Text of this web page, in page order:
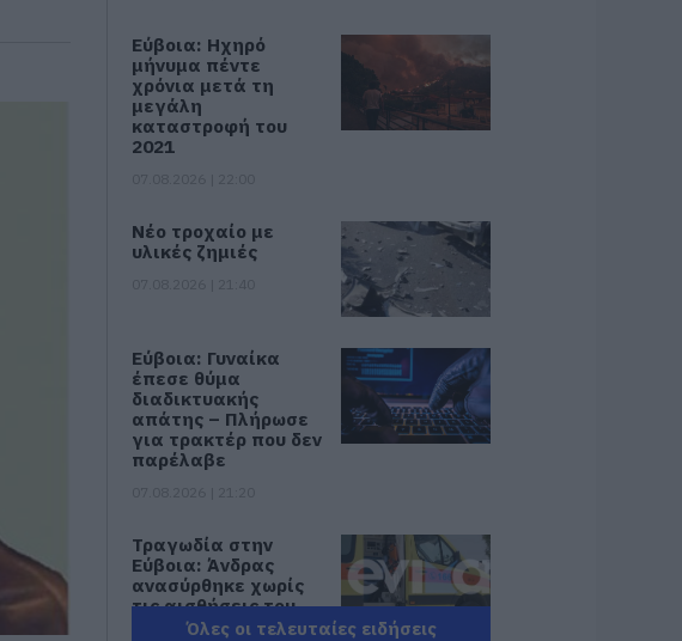
Εύβοια: Ηχηρό
μήνυμα πέντε
χρόνια μετά τη
μεγάλη
καταστροφή του
2021
Νέο τροχαίο με
υλικές ζημιές
Εύβοια: Γυναίκα
έπεσε θύμα
διαδικτυακής
απάτης – Πλήρωσε
για τρακτέρ που δεν
παρέλαβε
Τραγωδία στην
Εύβοια: Άνδρας
ανασύρθηκε χωρίς
τις αισθήσεις του
από τη θάλασσα
Όλες οι τελευταίες ειδήσεις